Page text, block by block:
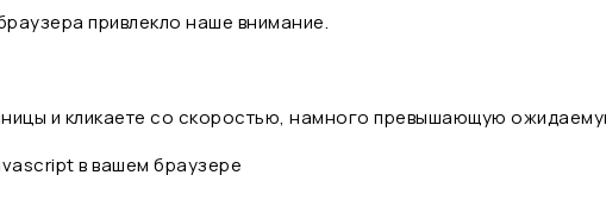
привлекло наше внимание.
и кликаете со скоростью, намного превышающую
в вашем браузере